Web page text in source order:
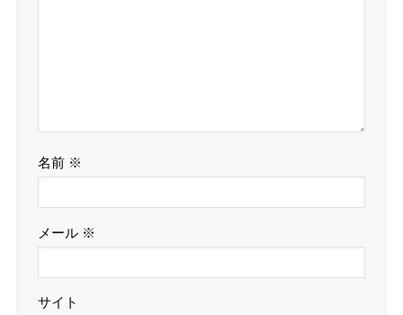
名前 ※
メール ※
サイト